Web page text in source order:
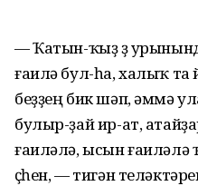
— Ҡатын-ҡыҙ үҙ
ғаилә бул-һа, халыҡ та
беҙҙең бик шәп, әммә
булыр-ҙай ир-ат,
ғаиләлә, ысын
үҫһен, — тигән